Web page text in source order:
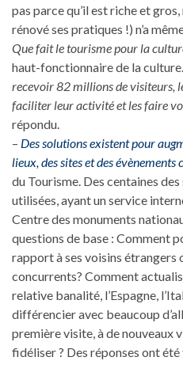
pas parce qu’il est riche et
rénové ses pratiques !) n’a
Que fait le tourisme pour la
haut-fonctionnaire de la culture.
recevoir 82 millions de visiteurs,
faciliter leur activité et les faire
répondu.
– Des solutions existent pour
lieux, des sites et des évènements
du Tourisme. Des centaines
utilisées, ayant un service
Centre des monuments
questions de base : Comment
rapport à ses voisins étrangers
concurrents? Comment
relative banalité, l’Espagne,
différencier avec beaucoup
première visite, à de nouveaux
fidéliser ? Des réponses ont